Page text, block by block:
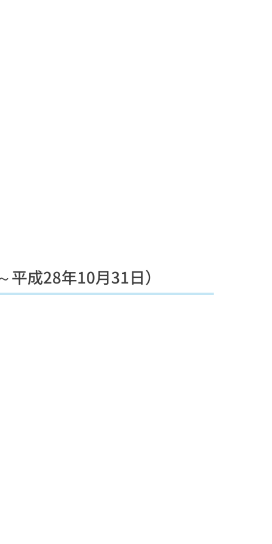
成28年10月31日）